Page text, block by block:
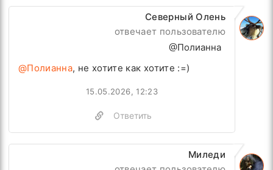
Северный Олень
отвечает пользователю
@Полианна
@Полианна, не хотите как хотите :=)
Ответить
15.05.2026, 12:23
Миледи